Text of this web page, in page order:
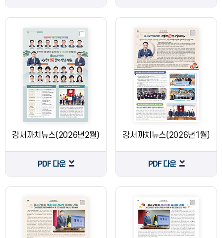
강서까치뉴스(2026년2월)
PDF 다운
강서까치뉴스(2026년1월)
PDF 다운